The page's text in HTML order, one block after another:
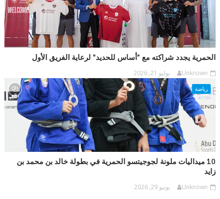
الحمرية يجدد شراكته مع "أساس للحديد" لرعاية الفريق الأول
Unknown يوليو 21, 2026
رياضة
10 ميداليات ملونة لجوجيتسو الحمرية في بطولة خالد بن محمد بن
زايد
Unknown يونيو 29, 2026